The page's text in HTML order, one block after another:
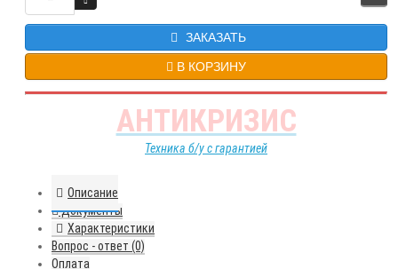
ЗАКАЗАТЬ
В КОРЗИНУ
АНТИКРИЗИС
Техника б/у с гарантией
Описание
Документы
Характеристики
Вопрос - ответ (0)
Оплата